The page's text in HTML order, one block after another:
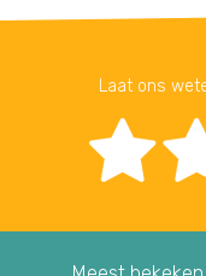
Laat ons